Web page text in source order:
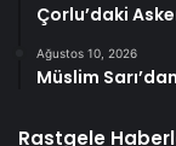
Çorlu’daki
Ağustos 10, 2026
Müslim
Rastgele